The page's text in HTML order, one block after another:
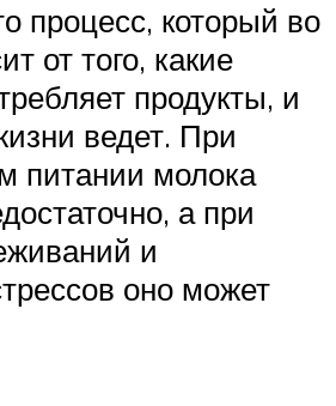
процесс, который во
от того, какие
продукты, и
ведет. При
питании молока
а при
и
оно может